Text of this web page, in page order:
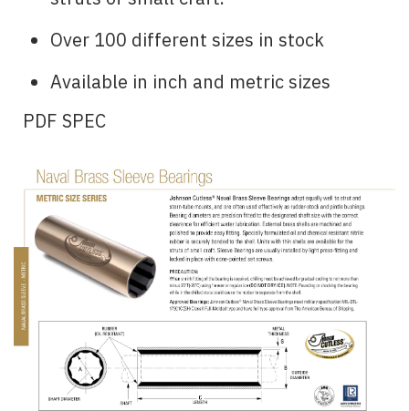
Over 100 different sizes in stock
Available in inch and metric sizes
PDF SPEC